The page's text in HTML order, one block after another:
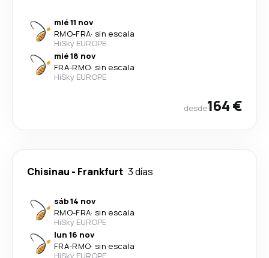
mié 11 nov
RMO-FRA· sin escala
HiSky EUROPE
mié 18 nov
FRA-RMO· sin escala
HiSky EUROPE
desde164 €
Chisinau - Frankfurt 3 días
sáb 14 nov
RMO-FRA· sin escala
HiSky EUROPE
lun 16 nov
FRA-RMO· sin escala
HiSky EUROPE